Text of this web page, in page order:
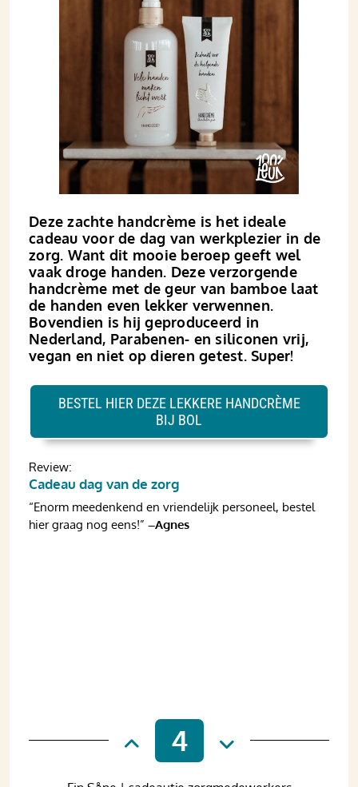
Deze zachte handcrème is het ideale
cadeau voor de dag van werkplezier in de
zorg. Want dit mooie beroep geeft wel
vaak droge handen. Deze verzorgende
handcrème met de geur van bamboe laat
de handen even lekker verwennen.
Bovendien is hij geproduceerd in
Nederland, Parabenen- en siliconen vrij,
vegan en niet op dieren getest. Super!
Review:
Cadeau dag van de zorg
“Enorm meedenkend en vriendelijk personeel, bestel
hier graag nog eens!” –Agnes
BESTEL HIER DEZE LEKKERE HANDCRÈME
BIJ BOL
4